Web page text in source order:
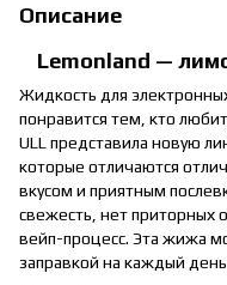
Описание
Lemonland —
Жидкость для
понравится тем, кто
ULL представила новую
которые отличаются
вкусом и приятным
свежесть, нет
вейп-процесс. Эта жижа
заправкой на каждый